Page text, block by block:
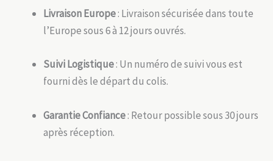
Livraison Europe: Livraison sécurisée dans toute
l’Europe sous 6 à 12 jours ouvrés.
Suivi Logistique: Un numéro de suivi vous est
fourni dès le départ du colis.
Garantie Confiance: Retour possible sous 30 jours
après réception.